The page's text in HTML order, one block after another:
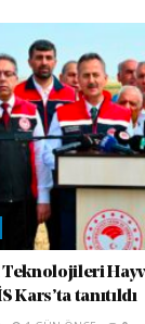
Kars’ta tanıtıldı